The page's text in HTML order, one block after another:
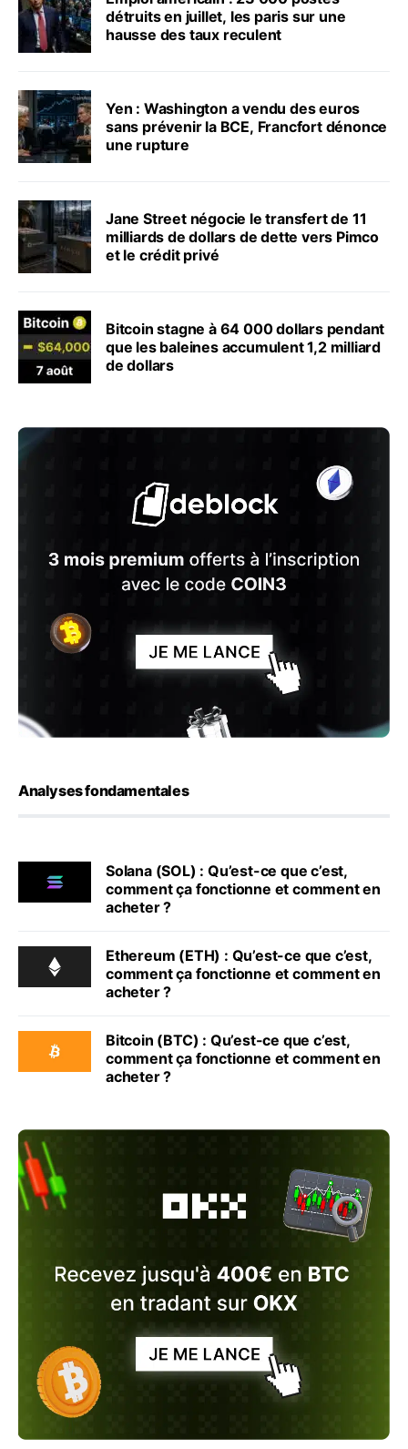
détruits en juillet, les paris sur une
hausse des taux reculent
Yen : Washington a vendu des euros
sans prévenir la BCE, Francfort dénonce
une rupture
Jane Street négocie le transfert de 11
milliards de dollars de dette vers Pimco
et le crédit privé
Bitcoin stagne à 64 000 dollars pendant
que les baleines accumulent 1,2 milliard
de dollars
Analyses fondamentales
Solana (SOL) : Qu’est-ce que c’est,
comment ça fonctionne et comment en
acheter ?
Ethereum (ETH) : Qu’est-ce que c’est,
comment ça fonctionne et comment en
acheter ?
Bitcoin (BTC) : Qu’est-ce que c’est,
comment ça fonctionne et comment en
acheter ?